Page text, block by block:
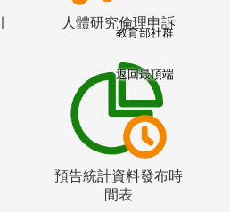
人體研究倫理申訴
預告統計資料發布時
間表
教育部社群
返回最頂端